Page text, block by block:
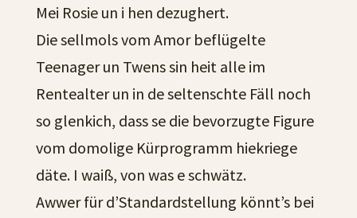
Mei Rosie un i hen dezughert.
Die sellmols vom Amor beflügelte
Teenager un Twens sin heit alle im
Rentealter un in de seltenschte Fäll noch
so glenkich, dass se die bevorzugte Figure
vom domolige Kürprogramm hiekriege
däte. I waiß, von was e schwätz.
Awwer für d’Standardstellung könnt’s bei